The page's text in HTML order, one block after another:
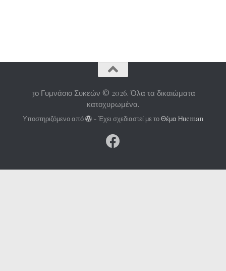
3ο Γυμνάσιο Συκεών © 2026. Όλα τα δικαιώματα
κατοχυρωμένα.
Υποστηριζόμενο από - Έχει σχεδιαστεί με τοΘέμα Ηueman